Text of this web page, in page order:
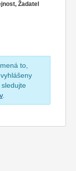
Žadatel
to,
.